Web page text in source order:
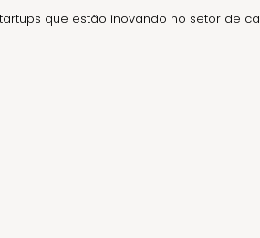
que estão inovando no setor de